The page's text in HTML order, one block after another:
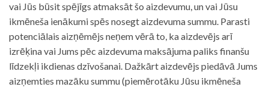
vai Jūs būsit spējīgs atmaksāt šo aizdevumu, un vai Jūsu
ikmēneša ienākumi spēs nosegt aizdevuma summu. Parasti
potenciālais aizņēmējs neņem vērā to, ka aizdevējs arī
izrēķina vai Jums pēc aizdevuma maksājuma paliks finanšu
līdzekļi ikdienas dzīvošanai. Dažkārt aizdevējs piedāvā Jums
aizņemties mazāku summu (piemērotāku Jūsu ikmēneša